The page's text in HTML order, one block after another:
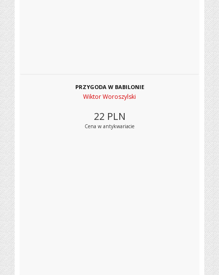
PRZYGODA W BABILONIE
Wiktor Woroszylski
22 PLN
Cena w antykwariacie